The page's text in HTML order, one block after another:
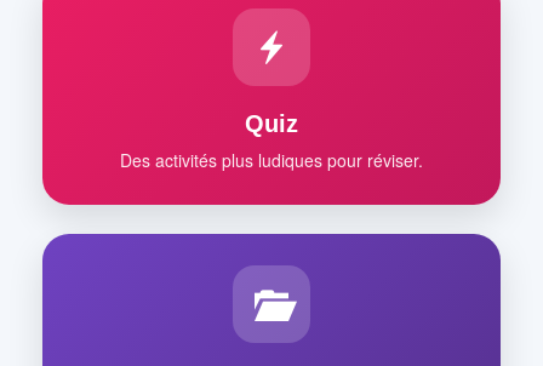
Quiz
Des activités plus ludiques pour réviser.